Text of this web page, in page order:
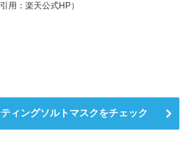
引用：楽天公式HP）
ィングソルトマスクをチェック